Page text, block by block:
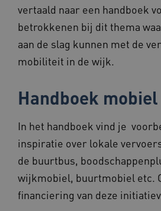
vertaald naar een handboek
betrokkenen bij dit thema
aan de slag kunnen met de
mobiliteit in de wijk.
Handboek
In het handboek vind je
inspiratie over lokale
de buurtbus,
wijkmobiel, buurtmobiel etc.
financiering van deze